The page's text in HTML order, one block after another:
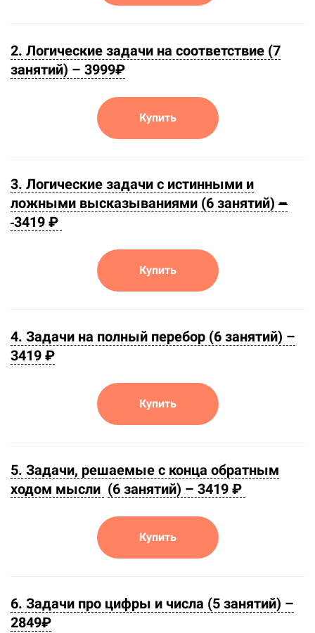
2. Логические задачи на соответствие (7
занятий) – 3999₽
Купить
3. Логические задачи с истинными и
ложными высказываниями (6 занятий) –
3419 ₽
Купить
4. Задачи на полный перебор (6 занятий) –
3419 ₽
Купить
5. Задачи, решаемые с конца обратным
ходом мысли (6 занятий) – 3419 ₽
Купить
6. Задачи про цифры и числа (5 занятий) –
2849₽